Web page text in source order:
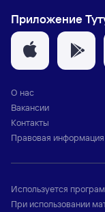
Приложение
О нас
Вакансии
Контакты
Правовая информация
Используется
При использовании